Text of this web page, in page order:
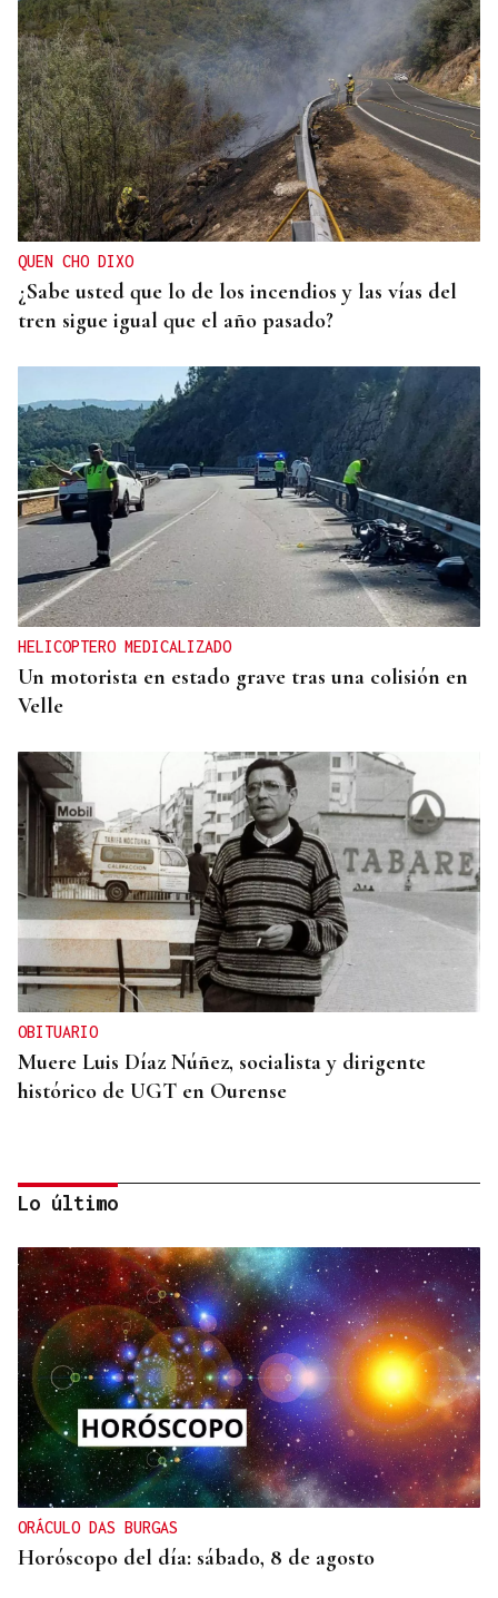
QUEN CHO DIXO
¿Sabe usted que lo de los incendios y las vías del
tren sigue igual que el año pasado?
HELICOPTERO MEDICALIZADO
Un motorista en estado grave tras una colisión en
Velle
OBITUARIO
Muere Luis Díaz Núñez, socialista y dirigente
histórico de UGT en Ourense
CANEDO
Un herido en la colisión entre dos coches en la
entrada a las termas de Outariz
Lo último
ORÁCULO DAS BURGAS
Horóscopo del día: sábado, 8 de agosto